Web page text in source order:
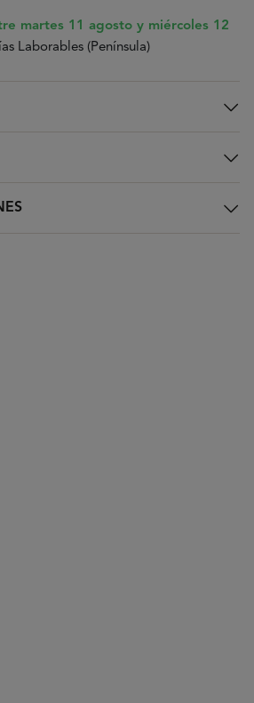
martes 11 agosto y miércoles 12
Laborables (Península)